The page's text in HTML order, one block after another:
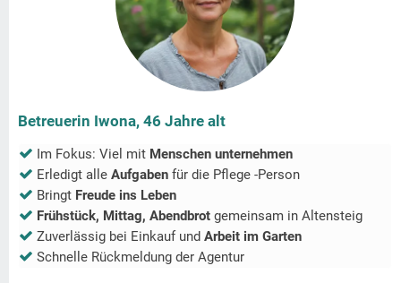
Betreuerin Iwona, 46 Jahre alt
Im Fokus: Viel mit Menschen unternehmen
Erledigt alle Aufgaben für die Pflege -Person
Bringt Freude ins Leben
Frühstück, Mittag, Abendbrot gemeinsam in Altensteig
Zuverlässig bei Einkauf und Arbeit im Garten
Schnelle Rückmeldung der Agentur